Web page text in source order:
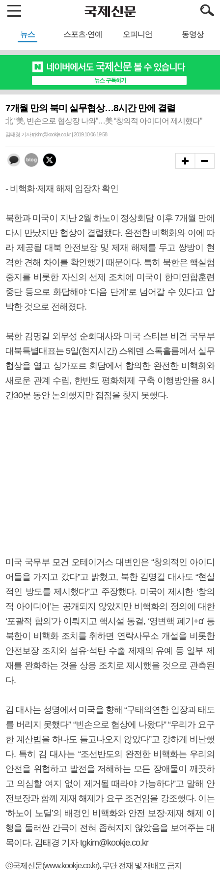
뉴스 스포츠·연예 오피니언 동영상
7개월 만의 북미 실무협상…8시간 만에 결렬
北 “美, 빈손으로 협상장 나와”…美 “창의적 아이디어 제시했다”
김태경 기자 tgkim@kookje.co.kr | 2019.10.06 19:58
- 비핵화·제재 해제 입장차 확인
북한과 미국이 지난 2월 하노이 정상회담 이후 7개월 만에
다시 만났지만 협상이 결렬됐다. 완전한 비핵화와 이에 따
라 제공될 대북 안전보장 및 제재 해제를 두고 쌍방이 현
격한 견해 차이를 확인했기 때문이다. 특히 북한은 핵실험
중지를 비롯한 자신의 선제 조치에 미국이 한미연합훈련
중단 등으로 화답해야 ‘다음 단계’로 넘어갈 수 있다고 압
박한 것으로 전해졌다.
북한 김명길 외무성 순회대사와 미국 스티븐 비건 국무부
대북특별대표는 5일(현지시간) 스웨덴 스톡홀름에서 실무
협상을 열고 싱가포르 회담에서 합의한 완전한 비핵화와
새로운 관계 수립, 한반도 평화체제 구축 이행방안을 8시
간30분 동안 논의했지만 접점을 찾지 못했다.
미국 국무부 모건 오테이거스 대변인은 “창의적인 아이디
어들을 가지고 갔다”고 밝혔고, 북한 김명길 대사도 “현실
적인 방도를 제시했다”고 주장했다. 미국이 제시한 ‘창의
적 아이디어’는 공개되지 않았지만 비핵화의 정의에 대한
‘포괄적 합의’가 이뤄지고 핵시설 동결, ‘영변핵 폐기+α’ 등
북한이 비핵화 조치를 취하면 연락사무소 개설을 비롯한
안전보장 조치와 섬유·석탄 수출 제재의 유예 등 일부 제
재를 완화하는 것을 상응 조치로 제시했을 것으로 관측된
다.
김 대사는 성명에서 미국을 향해 “구태의연한 입장과 태도
를 버리지 못했다” “빈손으로 협상에 나왔다” “우리가 요구
한 계산법을 하나도 들고나오지 않았다”고 강하게 비난했
다. 특히 김 대사는 “조선반도의 완전한 비핵화는 우리의
안전을 위협하고 발전을 저해하는 모든 장애물이 깨끗하
고 의심할 여지 없이 제거될 때라야 가능하다”고 말해 안
전보장과 함께 제재 해제가 요구 조건임을 강조했다. 이는
‘하노이 노딜’의 배경인 비핵화와 안전 보장·제재 해제 이
행을 둘러싼 간극이 전혀 좁혀지지 않았음을 보여주는 대
목이다. 김태경 기자 tgkim@kookje.co.kr
ⓒ국제신문(www.kookje.co.kr), 무단 전재 및 재배포 금지